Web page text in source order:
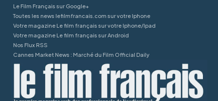
Le Film Français sur Google+
Toutes les news lefilmfrancais.com sur votre Iphone
Votre magazine Le film français sur votre Iphone/Ipad
Votre magazine Le film français sur Android
Nos Flux RSS
Cannes Market News : Marché du Film Official Daily